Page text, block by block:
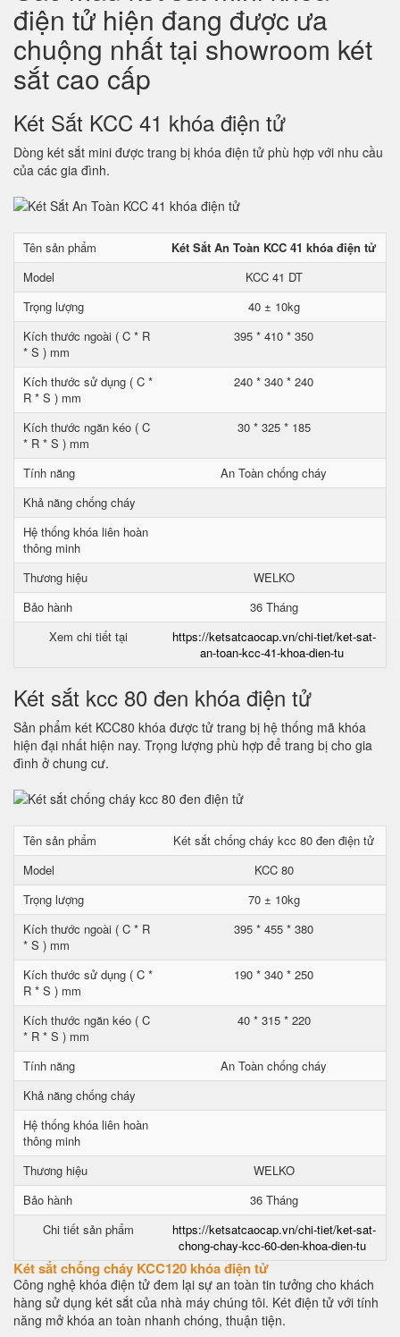
điện tử hiện đang được ưa
chuộng nhất tại showroom két
sắt cao cấp
Két Sắt KCC 41 khóa điện tử
Dòng két sắt mini được trang bị khóa điện tử phù hợp với nhu cầu
của các gia đình.
Tên sản phẩm
Két Sắt An Toàn KCC 41 khóa điện tử
Model
KCC 41 DT
Trọng lượng
40 ± 10kg
Kích thước ngoài ( C * R
* S ) mm
395 * 410 * 350
Kích thước sử dụng ( C *
R * S ) mm
240 * 340 * 240
Kích thước ngăn kéo ( C
* R * S ) mm
30 * 325 * 185
Tính năng
An Toàn chống cháy
Khả năng chống cháy
Hệ thống khóa liên hoàn
thông minh
Thương hiệu
WELKO
Bảo hành
36 Tháng
Xem chi tiết tại
https://ketsatcaocap.vn/chi-tiet/ket-sat-
an-toan-kcc-41-khoa-dien-tu
Két sắt kcc 80 đen khóa điện tử
Sản phẩm két KCC80 khóa được tử trang bị hệ thống mã khóa
hiện đại nhất hiện nay. Trọng lượng phù hợp để trang bị cho gia
đình ở chung cư.
Tên sản phẩm
Két sắt chống cháy kcc 80 đen điện tử
Model
KCC 80
Trọng lượng
70 ± 10kg
Kích thước ngoài ( C * R
* S ) mm
395 * 455 * 380
Kích thước sử dụng ( C *
R * S ) mm
190 * 340 * 250
Kích thước ngăn kéo ( C
* R * S ) mm
40 * 315 * 220
Tính năng
An Toàn chống cháy
Khả năng chống cháy
Hệ thống khóa liên hoàn
thông minh
Thương hiệu
WELKO
Bảo hành
36 Tháng
Chi tiết sản phẩm
https://ketsatcaocap.vn/chi-tiet/ket-sat-
chong-chay-kcc-60-den-khoa-dien-tu
Két sắt chống cháy KCC120 khóa điện tử
Công nghệ khóa điện tử đem lại sự an toàn tin tưởng cho khách
hàng sử dụng két sắt của nhà máy chúng tôi. Két điện tử với tính
năng mở khóa an toàn nhanh chóng, thuận tiện.